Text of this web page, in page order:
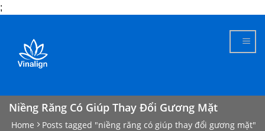
;
content
Niềng Răng Có Giúp Thay Đổi Gương Mặt
Home Posts tagged "niềng răng có giúp thay đổi gương mặt"